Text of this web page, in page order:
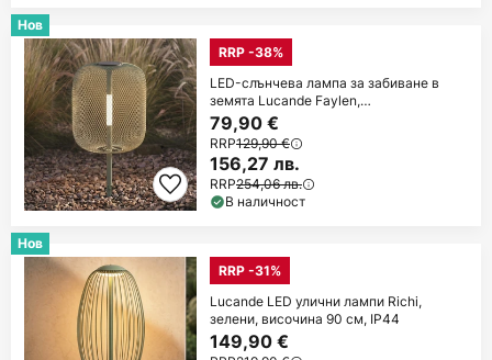
Нов
RRP -38%
LED-слънчева лампа за забиване в
земята Lucande Faylen,
салатенозелена, IP65
79,90 €
RRP129,90 €
156,27 лв.
RRP254,06 лв.
В наличност
Нов
RRP -31%
Lucande LED улични лампи Richi,
зелени, височина 90 см, IP44
149,90 €